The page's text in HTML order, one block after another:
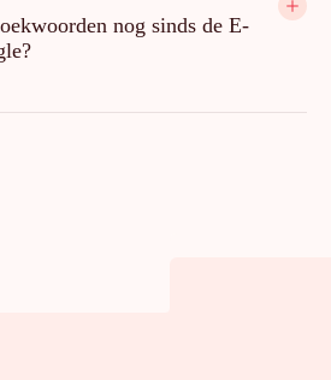
nog sinds de E-